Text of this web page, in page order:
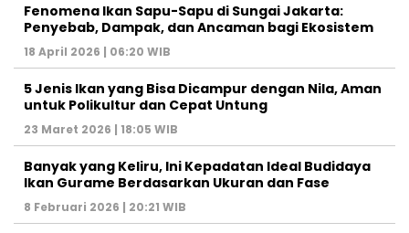
Fenomena Ikan Sapu-Sapu di Sungai Jakarta:
Penyebab, Dampak, dan Ancaman bagi Ekosistem
18 April 2026 | 06:20 WIB
5 Jenis Ikan yang Bisa Dicampur dengan Nila, Aman
untuk Polikultur dan Cepat Untung
23 Maret 2026 | 18:05 WIB
Banyak yang Keliru, Ini Kepadatan Ideal Budidaya
Ikan Gurame Berdasarkan Ukuran dan Fase
8 Februari 2026 | 20:21 WIB